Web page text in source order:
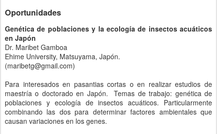
Oportunidades
Genética de poblaciones y la ecología de insectos acuáticos
en Japón
Dr. Maribet Gamboa
Ehime University, Matsuyama, Japón.
(maribetg@gmail.com)
Para interesados en pasantias cortas o en realizar estudios de
maestría o doctorado en Japón. Temas de trabajo: genética de
poblaciones y ecología de insectos acuáticos. Particularmente
combinando las dos para determinar factores ambientales que
causan variaciones en los genes.